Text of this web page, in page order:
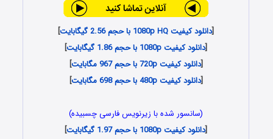
[دانلود کیفیت 1080p HQ با حجم 2.56 گیگابایت
]
[دانلود کیفیت 1080p با حجم 1.86 گیگابایت
]
[دانلود کیفیت 720p با حجم 967 مگابایت
]
[دانلود کیفیت 480p با حجم 698 مگابایت ]
(سانسور شده با زیرنویس فارسی چسبیده)
[دانلود کیفیت 1080p با حجم 1.97 گیگابایت
]